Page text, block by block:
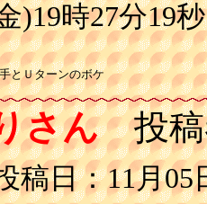
)19時27分19秒
とＵターンのボケ
さん投稿
日：11月05